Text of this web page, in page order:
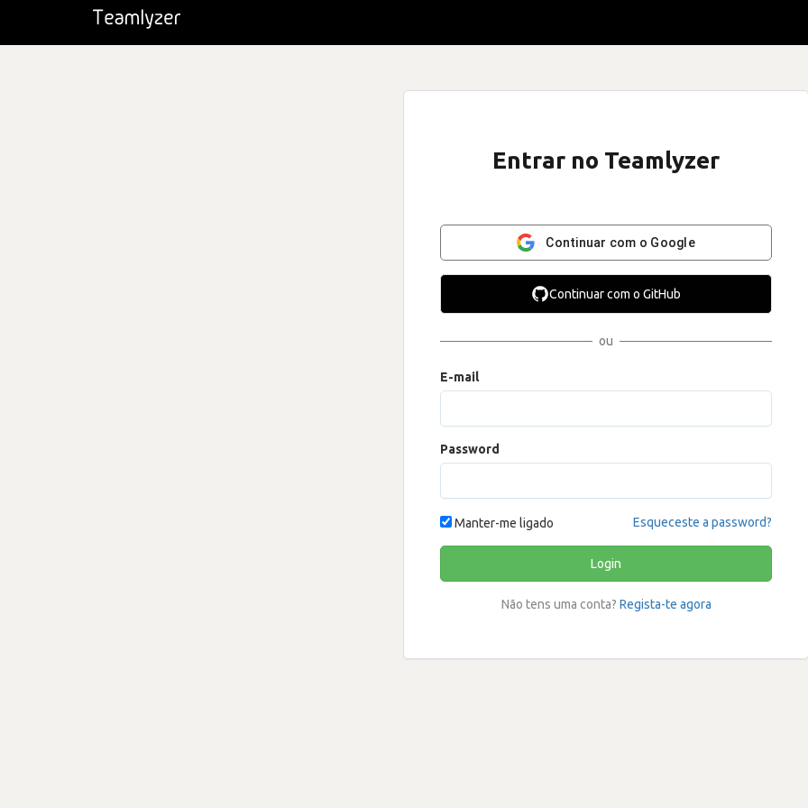
Entrar no Teamlyzer
Continuar com o Google
Continuar com o GitHub
ou
E-mail
Password
Manter-me ligado Esqueceste a password?
Login
Não tens uma conta? Regista-te agora